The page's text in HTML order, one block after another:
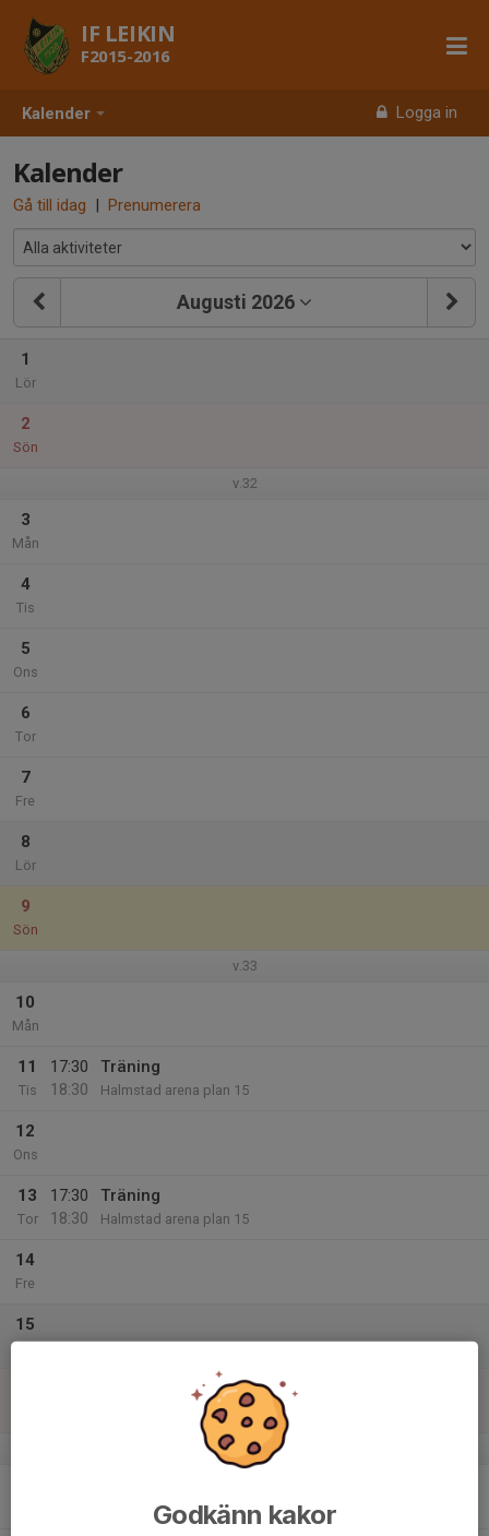
Kalender Logga in
IF LEIKIN
F2015-2016
Kalender
Gå till idag | Prenumerera
Augusti 2026
1
Lör
2
Sön
v.32
3
Mån
4
Tis
5
Ons
6
Tor
7
Fre
8
Lör
9
Sön
v.33
10
Mån
11
Tis
17:30
18:30
Träning
Halmstad arena plan 15
12
Ons
13
Tor
17:30
18:30
Träning
Halmstad arena plan 15
14
Fre
15
v.34
Godkänn kakor